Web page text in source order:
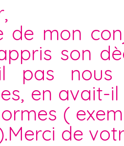
de mon
son
il pas
en avait-
(
de